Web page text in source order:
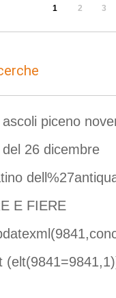
1 2 3
piceno
26 dicembre
E FIERE